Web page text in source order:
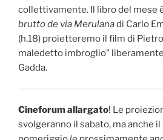
collettivamente. Il libro del mese
brutto de via Merulanadi Carlo
(h.18) proietteremo il film di
maledetto imbroglio”
Gadda.
Cineforum allargato! Le
svolgeranno il sabato, ma anche